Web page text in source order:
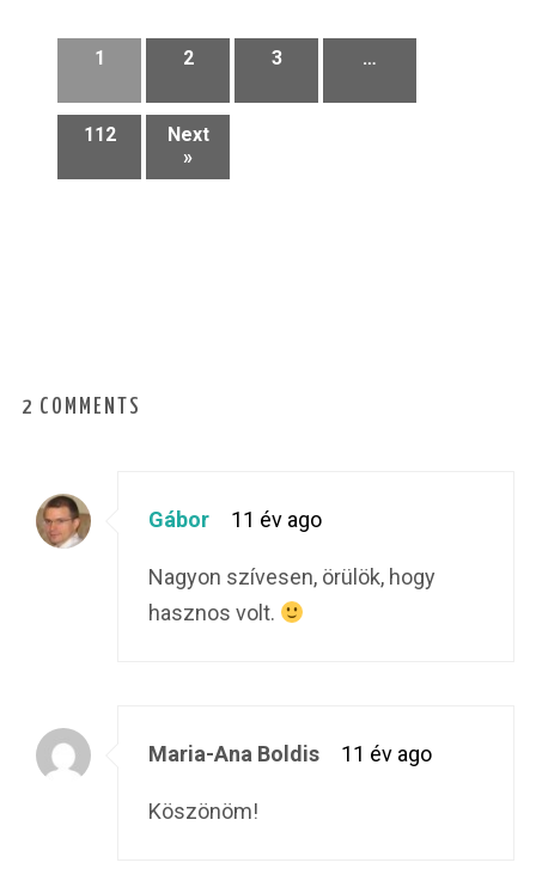
1 2 3 …
112
Next
»
2 COMMENTS
Gábor 11 év ago
Nagyon szívesen, örülök, hogy
hasznos volt.
Maria-Ana Boldis 11 év ago
Köszönöm!